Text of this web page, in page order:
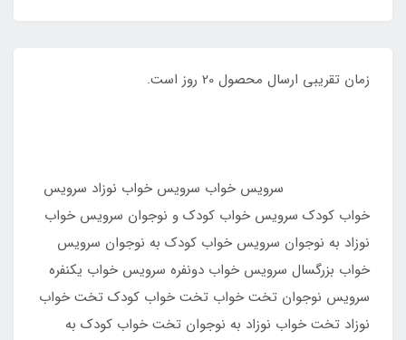
زمان تقریبی ارسال محصول 20 روز است.
سرویس خواب سرویس خواب نوزاد سرویس
خواب کودک سرویس خواب کودک و نوجوان سرویس خواب
نوزاد به نوجوان سرویس خواب کودک به نوجوان سرویس
خواب بزرگسال سرویس خواب دونفره سرویس خواب یکنفره
سرویس نوجوان تخت خواب تخت خواب کودک تخت خواب
نوزاد تخت خواب نوزاد به نوجوان تخت خواب کودک به